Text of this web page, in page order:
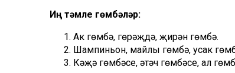
Иң тәмле гөмбәләр:
Ак гөмбә, гөрәҗдә, җирән гөмбә.
Шампиньон, майлы гөмбә, усак
Кәҗә гөмбәсе, әтәч гөмбәсе, ал